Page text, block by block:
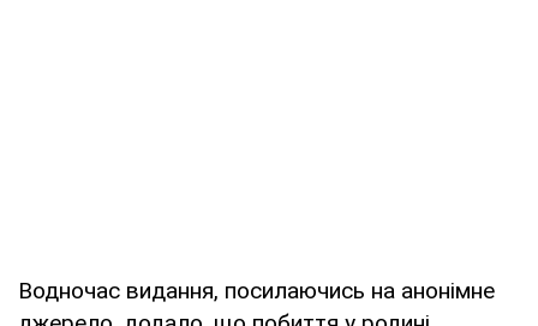
Водночас видання, посилаючись на анонімне